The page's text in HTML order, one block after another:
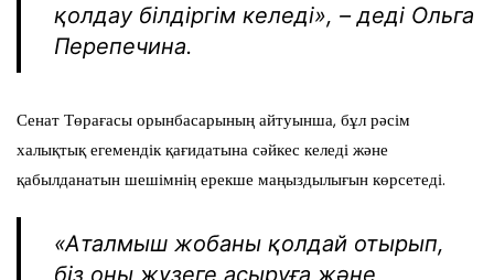
қолдау білдіргім келеді», – деді Ольга
Перепечина.
Сенат Төрағасы орынбасарының айтуынша, бұл рәсім
халықтық егемендік қағидатына сәйкес келеді және
қабылданатын шешімнің ерекше маңыздылығын көрсетеді.
«Аталмыш жобаны қолдай отырып,
біз оны жүзеге асыруға және